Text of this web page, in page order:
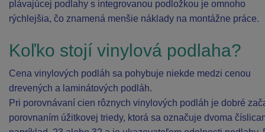
plávajúcej podlahy s integrovanou podložkou je omnoho
rýchlejšia, čo znamená menšie náklady na montážne práce.
Koľko stojí vinylová podlaha?
Cena vinylových podláh sa pohybuje niekde medzi cenou
drevených a laminátových podláh.
Pri porovnávaní cien rôznych vinylových podláh je dobré
porovnaním úžitkovej triedy, ktorá sa označuje dvoma